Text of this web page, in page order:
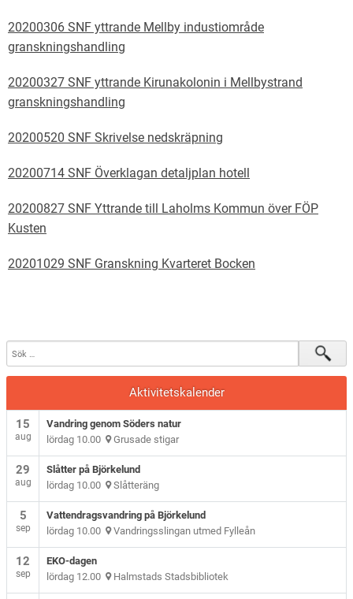
20200306 SNF yttrande Mellby industiområde
granskningshandling
20200327 SNF yttrande Kirunakolonin i Mellbystrand
granskningshandling
20200520 SNF Skrivelse nedskräpning
20200714 SNF Överklagan detaljplan hotell
20200827 SNF Yttrande till Laholms Kommun över FÖP
Kusten
20201029 SNF Granskning Kvarteret Bocken
Aktivitetskalender
15
aug
Vandring genom Söders natur
lördag 10.00 Grusade stigar
29
aug
Slåtter på Björkelund
lördag 10.00 Slåtteräng
5
sep
Vattendragsvandring på Björkelund
lördag 10.00 Vandringsslingan utmed Fylleån
12
sep
EKO-dagen
lördag 12.00 Halmstads Stadsbibliotek